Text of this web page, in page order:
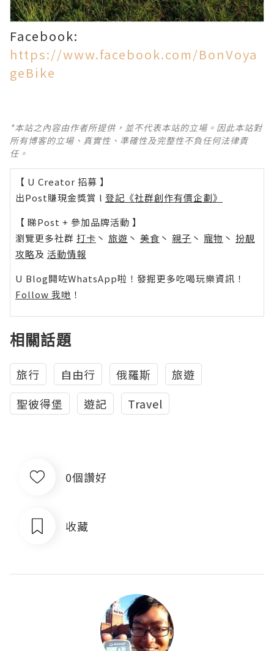
Facebook:
https://www.facebook.com/BonVoya
geBike
*本站之內容由作者所提供，並不代表本站的立場。因此本站對
所有博客的立場、真實性、準確性及完整性不負任何法律責
任。
【 U Creator 招募 】
出Post賺現金獎賞 l 登記《社群創作有價企劃》
【 睇Post + 參加品牌活動 】
瀏覽更多社群 打卡 丶 旅遊 丶 美食 丶 親子 丶 寵物 丶 扮靚
攻略及 活動情報
U Blog開咗WhatsApp啦！發掘更多吃喝玩樂資訊！
Follow 我哋 ！
相關話題
旅行 自由行 俄羅斯
旅遊
聖彼得堡
遊記 Travel
0個讚好
收藏